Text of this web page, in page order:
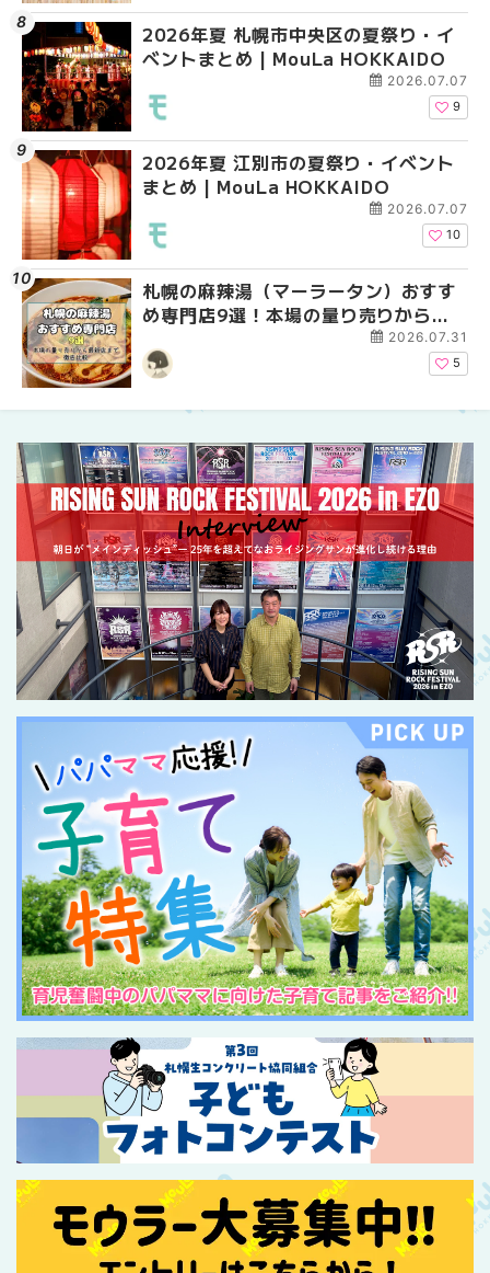
2026年夏 札幌市中央区の夏祭り・イ
ベントまとめ | MouLa HOKKAIDO
2026.07.07
9
2026年夏 江別市の夏祭り・イベント
まとめ | MouLa HOKKAIDO
2026.07.07
10
札幌の麻辣湯（マーラータン）おすす
め専門店9選！本場の量り売りから最
新店まで徹底比較 | MouLa
HOKKAIDO
2026.07.31
5
2026年夏 札幌市南区
ントまとめ | MouLa
2026年夏 札幌市中央
ベントまとめ |
2026年夏 恵庭市・千
イベントまとめ |
2026年夏 札幌市豊平
ベントまとめ |
【新千歳空港】新カー
業。「SUPER
ーパーラウンジアネッ
介！！ | MouLa
2026年夏 札幌市南区
ントまとめ | MouLa